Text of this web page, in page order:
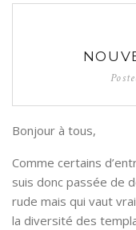
Bonjour à tous,
Comme certains
suis donc passée de
rude mais qui vaut
la diversité des